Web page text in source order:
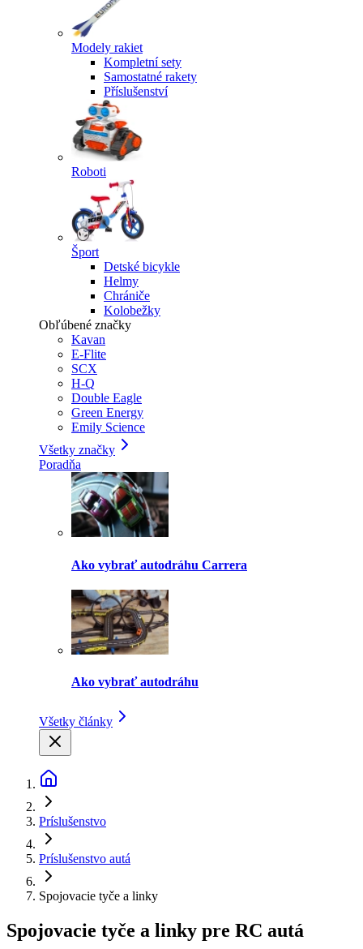
Modely rakiet
Kompletní sety
Samostatné rakety
Příslušenství
Roboti
Šport
Detské bicykle
Helmy
Chrániče
Kolobežky
Obľúbené značky
Kavan
E-Flite
SCX
H-Q
Double Eagle
Green Energy
Emily Science
Všetky značky
Poradňa
Ako vybrať autodráhu Carrera
Ako vybrať autodráhu
Všetky články
Príslušenstvo
Príslušenstvo autá
Spojovacie tyče a linky
Spojovacie tyče a linky pre RC autá